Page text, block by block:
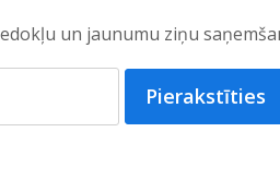
un jaunumu ziņu
Pierakstīties